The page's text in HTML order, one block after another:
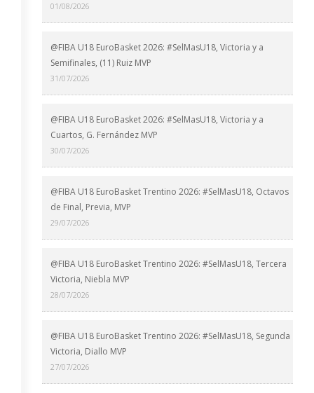
01/08/2026
@FIBA U18 EuroBasket 2026: #SelMasU18, Victoria y a
Semifinales, (11) Ruiz MVP
31/07/2026
@FIBA U18 EuroBasket 2026: #SelMasU18, Victoria y a
Cuartos, G. Fernández MVP
30/07/2026
@FIBA U18 EuroBasket Trentino 2026: #SelMasU18, Octavos
de Final, Previa, MVP
29/07/2026
@FIBA U18 EuroBasket Trentino 2026: #SelMasU18, Tercera
Victoria, Niebla MVP
28/07/2026
@FIBA U18 EuroBasket Trentino 2026: #SelMasU18, Segunda
Victoria, Diallo MVP
27/07/2026